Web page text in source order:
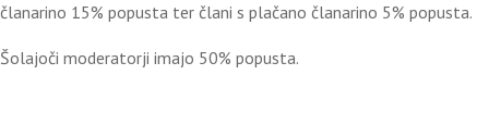
članarino 15% popusta ter člani s plačano članarino 5% popusta.
Šolajoči moderatorji imajo 50% popusta.